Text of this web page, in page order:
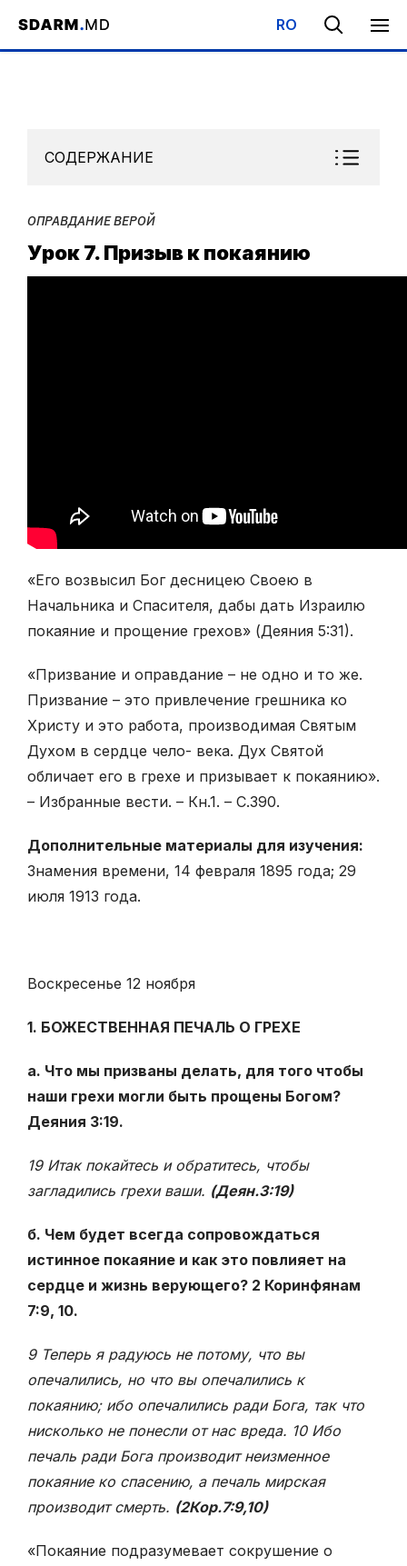
RO
Начало / Библиотека / Субботняя Школа / Оправдание верой
СОДЕРЖАНИЕ
ОПРАВДАНИЕ ВЕРОЙ
Урок 7. Призыв к покаянию
«Его возвысил Бог десницею Своею в
Начальника и Спасителя, дабы дать Израилю
покаяние и прощение грехов» (Деяния 5:31).
«Призвание и оправдание – не одно и то же.
Призвание – это привлечение грешника ко
Христу и это работа, производимая Святым
Духом в сердце чело- века. Дух Святой
обличает его в грехе и призывает к покаянию».
– Избранные вести. – Кн.1. – С.390.
Дополнительные материалы для изучения:
Знамения времени, 14 февраля 1895 года; 29
июля 1913 года.
Воскресенье 12 ноября
1. БОЖЕСТВЕННАЯ ПЕЧАЛЬ О ГРЕХЕ
а. Что мы призваны делать, для того чтобы
наши грехи могли быть прощены Богом?
Деяния 3:19.
19 Итак покайтесь и обратитесь, чтобы
загладились грехи ваши. (Деян.3:19)
б. Чем будет всегда сопровождаться
истинное покаяние и как это повлияет на
сердце и жизнь верующего? 2 Коринфянам
7:9, 10.
9 Теперь я радуюсь не потому, что вы
опечалились, но что вы опечалились к
покаянию; ибо опечалились ради Бога, так что
нисколько не понесли от нас вреда. 10 Ибо
печаль ради Бога производит неизменное
покаяние ко спасению, а печаль мирская
производит смерть. (2Кор.7:9,10)
«Покаяние подразумевает сокрушение о